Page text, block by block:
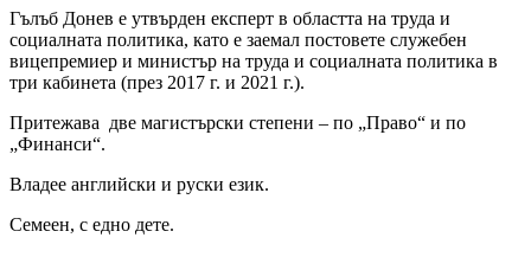
Гълъб Донев е утвърден експерт в областта на труда и
социалната политика, като е заемал постовете служебен
вицепремиер и министър на труда и социалната политика в
три кабинета (през 2017 г. и 2021 г.).
Притежава две магистърски степени – по „Право“ и по
„Финанси“.
Владее английски и руски език.
Семеен, с едно дете.